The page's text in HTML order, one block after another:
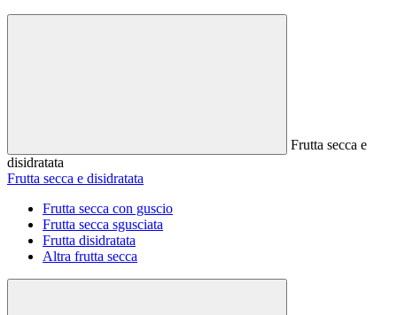
Frutta secca e
disidratata
Frutta secca e disidratata
Frutta secca con guscio
Frutta secca sgusciata
Frutta disidratata
Altra frutta secca